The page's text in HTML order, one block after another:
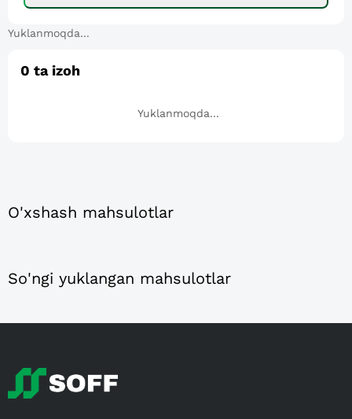
Yuklanmoqda...
0 ta izoh
Yuklanmoqda...
O'xshash mahsulotlar
So'ngi yuklangan mahsulotlar